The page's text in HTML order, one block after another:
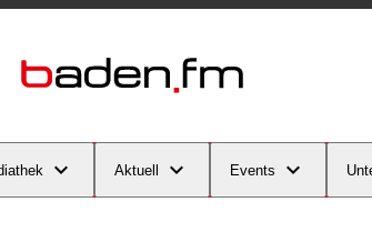
Aktuell Events